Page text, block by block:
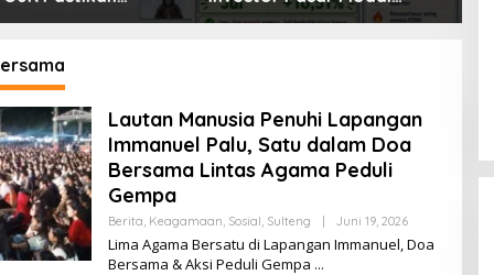
Sektor PVML hingga Juni
Lautan Manusia Penuhi Lapangan
Immanuel Palu, Satu dalam Doa
Bersama Lintas Agama Peduli
Gempa
Berita, Keagamaan, Sosial, Sulteng Juni 19, 2026O
L
E
Lima Agama Bersatu di Lapangan Immanuel, Doa
Bersama & Aksi Peduli Gempa